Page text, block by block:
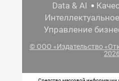
Data & AI
Управление
© ООО «Издательство